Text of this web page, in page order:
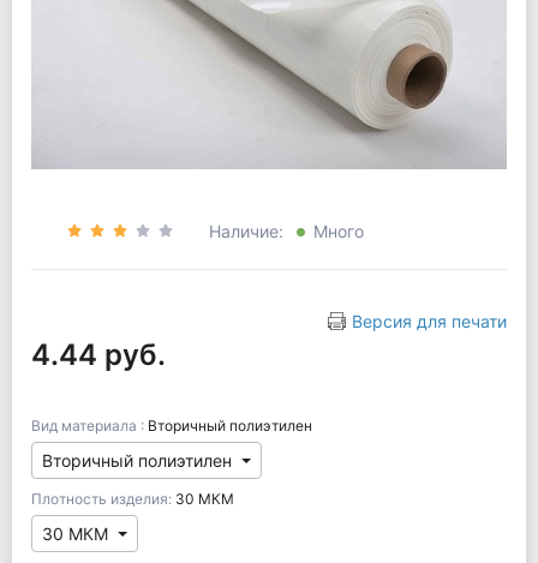
Наличие: Много
Версия для печати
4.44 руб.
Вид материала : Вторичный полиэтилен
Вторичный полиэтилен
Плотность изделия: 30 МКМ
30 МКМ